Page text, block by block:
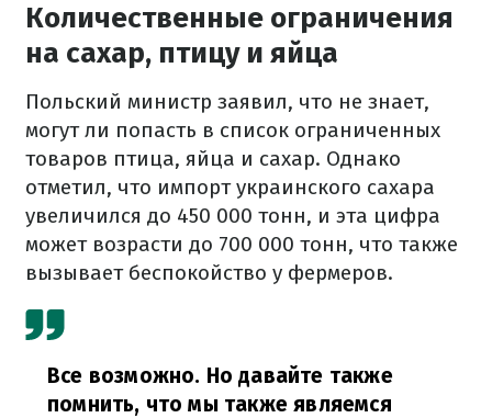
Количественные ограничения
на сахар, птицу и яйца
Польский министр заявил, что не знает,
могут ли попасть в список ограниченных
товаров птица, яйца и сахар. Однако
отметил, что импорт украинского сахара
увеличился до 450 000 тонн, и эта цифра
может возрасти до 700 000 тонн, что также
вызывает беспокойство у фермеров.
Все возможно. Но давайте также
помнить, что мы также являемся